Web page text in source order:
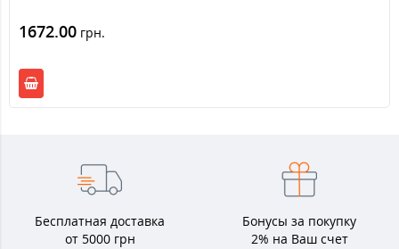
1672.00 грн.
Бесплатная доставка
от 5000 грн
Бонусы за покупку
2% на Ваш счет